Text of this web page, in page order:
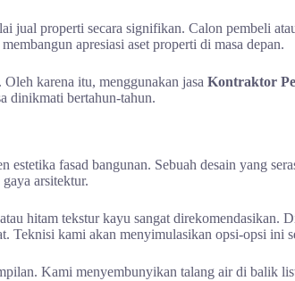
jual properti secara signifikan. Calon pembeli
apresiasi aset properti di masa depan.
karena itu, menggunakan jasa Kontraktor
dinikmati bertahun-tahun.
fasad bangunan. Sebuah desain yang
arsitektur.
hitam tekstur kayu sangat
Teknisi kami akan menyimulasikan opsi-opsi ini
Kami menyembunyikan talang air di balik